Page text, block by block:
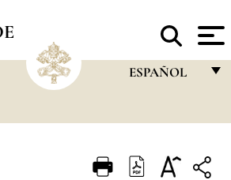
ESPAÑOL
ITALIANO